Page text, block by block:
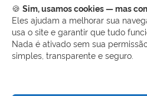
🍪 Sim, usamos cookies — mas
Eles ajudam a melhorar sua
usa o site e garantir que tudo
Nada é ativado sem sua
simples, transparente e seguro.
REDES SOCIAIS
Facebook
Twitter
LinkedIn
Instagram